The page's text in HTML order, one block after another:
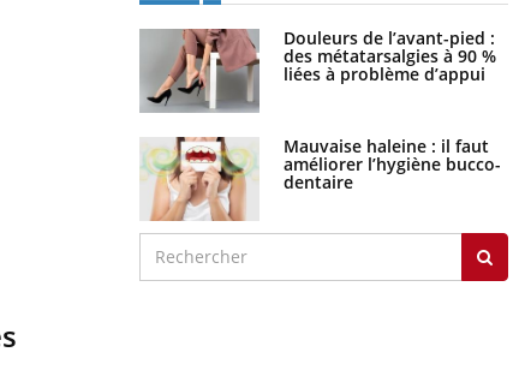
Douleurs de l’avant-pied :
des métatarsalgies à 90 %
liées à problème d’appui
Mauvaise haleine : il faut
améliorer l’hygiène bucco-
dentaire